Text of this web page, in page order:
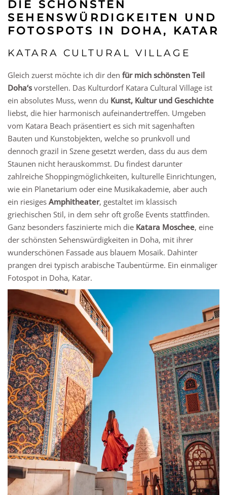
DIE SCHÖNSTEN
SEHENSWÜRDIGKEITEN UND
FOTOSPOTS IN DOHA, KATAR
KATARA CULTURAL VILLAGE
Gleich zuerst möchte ich dir den für mich schönsten Teil
Doha‘svorstellen. Das Kulturdorf Katara Cultural Village ist
ein absolutes Muss, wenn du Kunst, Kultur und Geschichte
liebst, die hier harmonisch aufeinandertreffen. Umgeben
vom Katara Beach präsentiert es sich mit sagenhaften
Bauten und Kunstobjekten, welche so prunkvoll und
dennoch grazil in Szene gesetzt werden, dass du aus dem
Staunen nicht herauskommst. Du findest darunter
zahlreiche Shoppingmöglichkeiten, kulturelle Einrichtungen,
wie ein Planetarium oder eine Musikakademie, aber auch
ein riesiges Amphitheater, gestaltet im klassisch
griechischen Stil, in dem sehr oft große Events stattfinden.
Ganz besonders faszinierte mich die Katara Moschee, eine
der schönsten Sehenswürdigkeiten in Doha, mit ihrer
wunderschönen Fassade aus blauem Mosaik. Dahinter
prangen drei typisch arabische Taubentürme. Ein einmaliger
Fotospot in Doha, Katar.